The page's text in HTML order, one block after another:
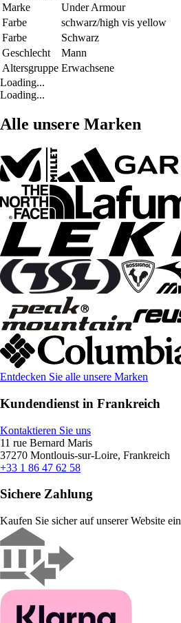
Marke
Under Armour
Farbe
schwarz/high vis yellow
Farbe
Schwarz
Geschlecht
Mann
Altersgruppe Erwachsene
Loading...
Loading...
Alle unsere Marken
Entdecken Sie alle unsere Marken
Kundendienst in Frankreich
Kontaktieren Sie uns
11 rue Bernard Maris
37270 Montlouis-sur-Loire, Frankreich
+33 1 86 47 62 58
Sichere Zahlung
Kaufen Sie sicher auf unserer Website ein